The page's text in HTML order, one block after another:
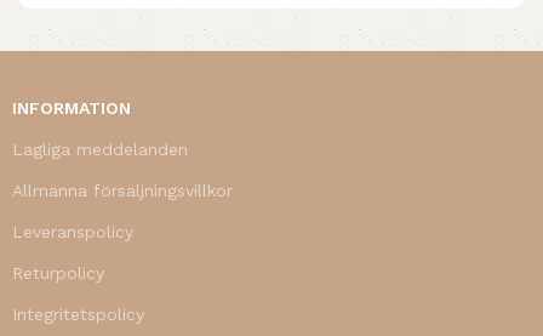
INFORMATION
Lagliga meddelanden
Allmänna försäljningsvillkor
Leveranspolicy
Returpolicy
Integritetspolicy